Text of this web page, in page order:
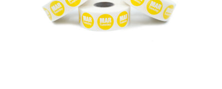
ADD TO CART